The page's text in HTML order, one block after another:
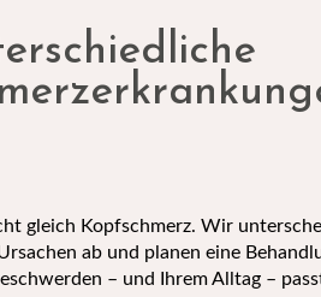
gleich Kopfschmerz. Wir
ab und planen eine
– und Ihrem Alltag –